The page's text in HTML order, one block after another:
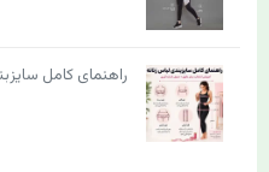
راهنمای کامل